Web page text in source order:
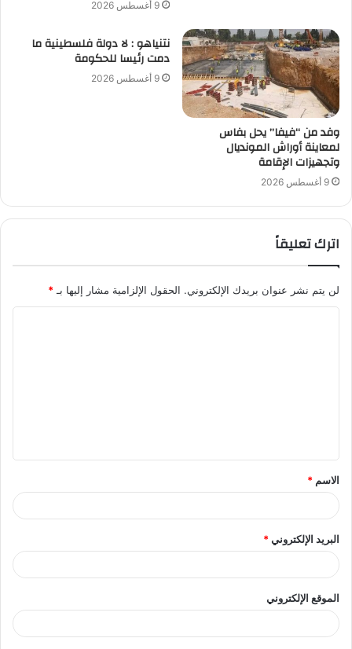
9 أغسطس 2026
وفد من “فيفا” يحل بفاس
لمعاينة أوراش المونديال
وتجهيزات الإقامة
9 أغسطس 2026
نتنياهو : لا دولة فلسطينية ما
دمت رئيسا للحكومة
9 أغسطس 2026
اترك تعليقاً
لن يتم نشر عنوان بريدك الإلكتروني. الحقول الإلزامية مشار إليها بـ *
ق
*
الاسم *
البريد الإلكتروني*
الموقع الإلكتروني